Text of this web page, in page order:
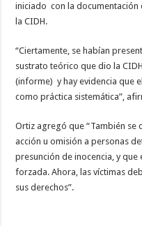
iniciado con la documentación
la CIDH.
“Ciertamente, se habían
sustrato teórico que dio la
(informe) y hay evidencia que
como práctica sistemática”,
Ortiz agregó que “También se
acción u omisión a personas
presunción de inocencia, y
forzada. Ahora, las víctimas
sus derechos”.